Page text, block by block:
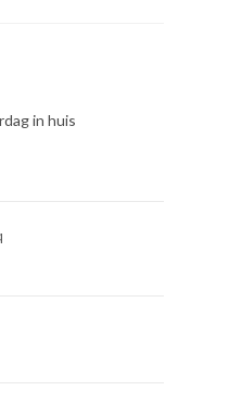
in huis